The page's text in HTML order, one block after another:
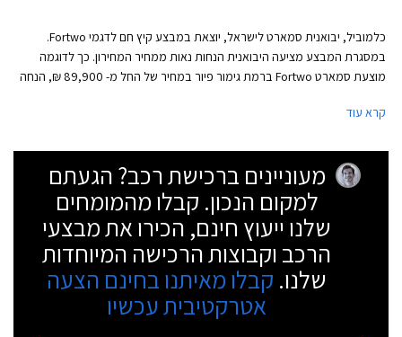
כלמוביל, יבואנית סמארט לישראל, יוצאת במבצע קיץ חם לדגמי Fortwo.
במסגרת המבצע מציעה היבואנית הנחות נאות ממחיר המחירון. כך לדוגמה
מוצעת סמארט Fortwo ברמת גימור פיור במחיר של החל מ- 89,900 ₪, הנחה
לעסקאות מזומן בלבד ותקף בחודשים יולי ואוגוסט.
קרא עוד
מעוניינים ברכישת רכב? הגעתם
למקום הנכון. קבלו מהמומחים
שלנו ייעוץ חינם, הכירו את מבצעי
הרכב וקבוצות הרכישה המיוחדות
שלנו. קבלו מאיתנו בחינם הצעה
אטרקטיבית עכשיו